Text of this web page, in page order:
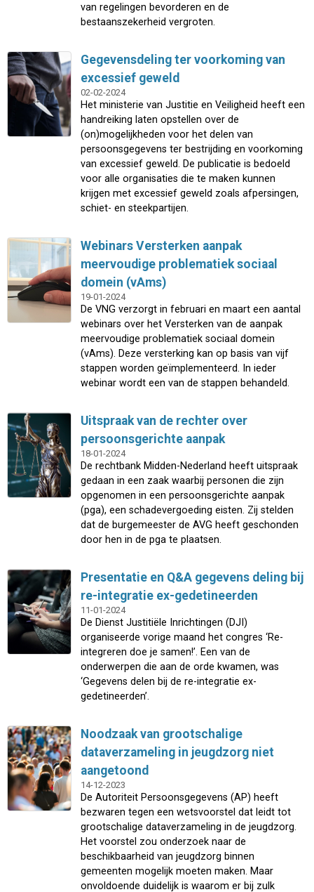
van regelingen bevorderen en de
bestaanszekerheid vergroten.
Gegevensdeling ter voorkoming van
excessief geweld
02-02-2024
Het ministerie van Justitie en Veiligheid heeft een
handreiking laten opstellen over de
(on)mogelijkheden voor het delen van
persoonsgegevens ter bestrijding en voorkoming
van excessief geweld. De publicatie is bedoeld
voor alle organisaties die te maken kunnen
krijgen met excessief geweld zoals afpersingen,
schiet- en steekpartijen.
Webinars Versterken aanpak
meervoudige problematiek sociaal
domein (vAms)
19-01-2024
De VNG verzorgt in februari en maart een aantal
webinars over het Versterken van de aanpak
meervoudige problematiek sociaal domein
(vAms). Deze versterking kan op basis van vijf
stappen worden geïmplementeerd. In ieder
webinar wordt een van de stappen behandeld.
Uitspraak van de rechter over
persoonsgerichte aanpak
18-01-2024
De rechtbank Midden-Nederland heeft uitspraak
gedaan in een zaak waarbij personen die zijn
opgenomen in een persoonsgerichte aanpak
(pga), een schadevergoeding eisten. Zij stelden
dat de burgemeester de AVG heeft geschonden
door hen in de pga te plaatsen.
Presentatie en Q&A gegevens deling bij
re-integratie ex-gedetineerden
11-01-2024
De Dienst Justitiële Inrichtingen (DJI)
organiseerde vorige maand het congres ‘Re-
integreren doe je samen!’. Een van de
onderwerpen die aan de orde kwamen, was
‘Gegevens delen bij de re-integratie ex-
gedetineerden’.
Noodzaak van grootschalige
dataverzameling in jeugdzorg niet
aangetoond
14-12-2023
De Autoriteit Persoonsgegevens (AP) heeft
bezwaren tegen een wetsvoorstel dat leidt tot
grootschalige dataverzameling in de jeugdzorg.
Het voorstel zou onderzoek naar de
beschikbaarheid van jeugdzorg binnen
gemeenten mogelijk moeten maken. Maar
onvoldoende duidelijk is waarom er bij zulk